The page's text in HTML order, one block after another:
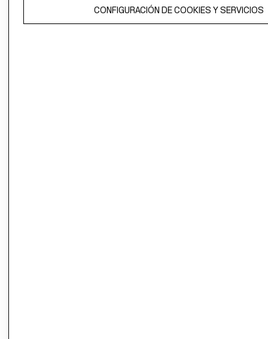
CONFIGURACIÓN DE COOKIES Y SERVICIOS